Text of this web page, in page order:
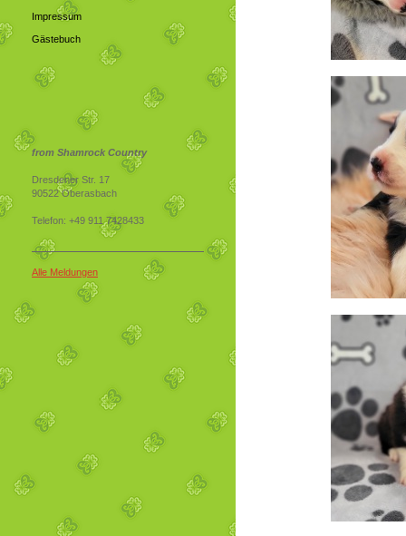
Impressum
Gästebuch
from Shamrock Country
Dresdener Str. 17
90522 Oberasbach
Telefon: +49 911 7428433
Alle Meldungen